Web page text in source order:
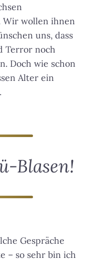
Wir wollen ihnen
uns, dass
Terror noch
Doch wie schon
Alter ein
Blasen!
Gespräche
– so sehr bin ich